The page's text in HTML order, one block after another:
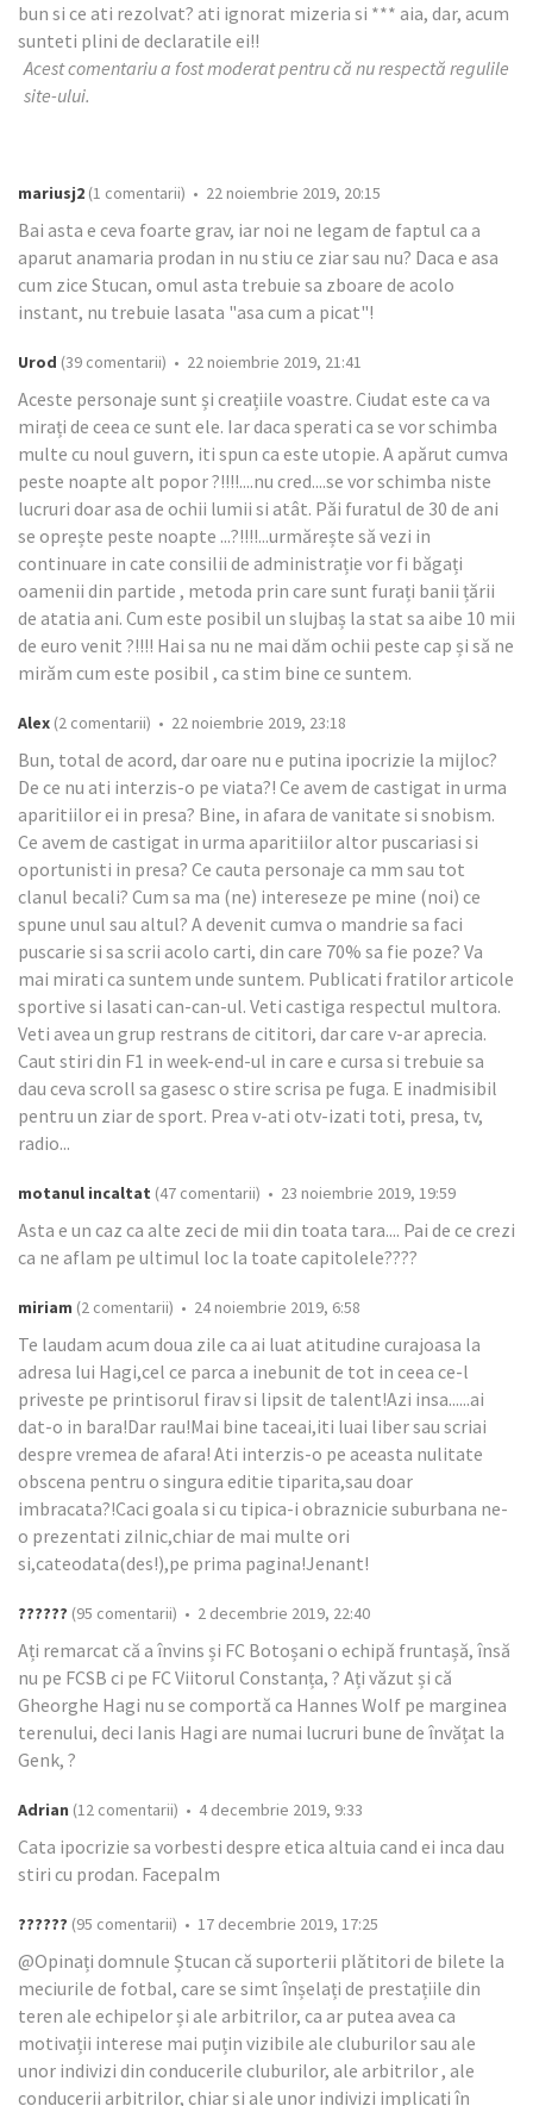
bun si ce ati rezolvat? ati ignorat mizeria si *** aia, dar, acum
sunteti plini de declaratile ei!!
Acest comentariu a fost moderat pentru că nu respectă regulile
site-ului.
mariusj2 (1 comentarii) • 22 noiembrie 2019, 20:15
Bai asta e ceva foarte grav, iar noi ne legam de faptul ca a
aparut anamaria prodan in nu stiu ce ziar sau nu? Daca e asa
cum zice Stucan, omul asta trebuie sa zboare de acolo
instant, nu trebuie lasata "asa cum a picat"!
Urod (39 comentarii) • 22 noiembrie 2019, 21:41
Aceste personaje sunt și creațiile voastre. Ciudat este ca va
mirați de ceea ce sunt ele. Iar daca sperati ca se vor schimba
multe cu noul guvern, iti spun ca este utopie. A apărut cumva
peste noapte alt popor ?!!!!....nu cred....se vor schimba niste
lucruri doar asa de ochii lumii si atât. Păi furatul de 30 de ani
se oprește peste noapte ...?!!!!...urmărește să vezi in
continuare in cate consilii de administrație vor fi băgați
oamenii din partide , metoda prin care sunt furați banii țării
de atatia ani. Cum este posibil un slujbaș la stat sa aibe 10 mii
de euro venit ?!!!! Hai sa nu ne mai dăm ochii peste cap și să ne
mirăm cum este posibil , ca stim bine ce suntem.
Alex (2 comentarii) • 22 noiembrie 2019, 23:18
Bun, total de acord, dar oare nu e putina ipocrizie la mijloc?
De ce nu ati interzis-o pe viata?! Ce avem de castigat in urma
aparitiilor ei in presa? Bine, in afara de vanitate si snobism.
Ce avem de castigat in urma aparitiilor altor puscariasi si
oportunisti in presa? Ce cauta personaje ca mm sau tot
clanul becali? Cum sa ma (ne) intereseze pe mine (noi) ce
spune unul sau altul? A devenit cumva o mandrie sa faci
puscarie si sa scrii acolo carti, din care 70% sa fie poze? Va
mai mirati ca suntem unde suntem. Publicati fratilor articole
sportive si lasati can-can-ul. Veti castiga respectul multora.
Veti avea un grup restrans de cititori, dar care v-ar aprecia.
Caut stiri din F1 in week-end-ul in care e cursa si trebuie sa
dau ceva scroll sa gasesc o stire scrisa pe fuga. E inadmisibil
pentru un ziar de sport. Prea v-ati otv-izati toti, presa, tv,
radio...
motanul incaltat (47 comentarii) • 23 noiembrie 2019, 19:59
Asta e un caz ca alte zeci de mii din toata tara.... Pai de ce crezi
ca ne aflam pe ultimul loc la toate capitolele????
miriam (2 comentarii) • 24 noiembrie 2019, 6:58
Te laudam acum doua zile ca ai luat atitudine curajoasa la
adresa lui Hagi,cel ce parca a inebunit de tot in ceea ce-l
priveste pe printisorul firav si lipsit de talent!Azi insa......ai
dat-o in bara!Dar rau!Mai bine taceai,iti luai liber sau scriai
despre vremea de afara! Ati interzis-o pe aceasta nulitate
obscena pentru o singura editie tiparita,sau doar
imbracata?!Caci goala si cu tipica-i obraznicie suburbana ne-
o prezentati zilnic,chiar de mai multe ori
si,cateodata(des!),pe prima pagina!Jenant!
?????? (95 comentarii) • 2 decembrie 2019, 22:40
Ați remarcat că a învins și FC Botoșani o echipă fruntașă, însă
nu pe FCSB ci pe FC Viitorul Constanța, ? Ați văzut și că
Gheorghe Hagi nu se comportă ca Hannes Wolf pe marginea
terenului, deci Ianis Hagi are numai lucruri bune de învățat la
Genk, ?
Adrian (12 comentarii) • 4 decembrie 2019, 9:33
Cata ipocrizie sa vorbesti despre etica altuia cand ei inca dau
stiri cu prodan. Facepalm
?????? (95 comentarii) • 17 decembrie 2019, 17:25
@Opinați domnule Ștucan că suporterii plătitori de bilete la
meciurile de fotbal, care se simt înșelați de prestațiile din
teren ale echipelor și ale arbitrilor, ca ar putea avea ca
motivații interese mai puțin vizibile ale cluburilor sau ale
unor indivizi din conducerile cluburilor, ale arbitrilor , ale
conducerii arbitrilor, chiar și ale unor indivizi implicați în